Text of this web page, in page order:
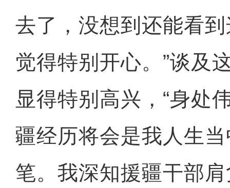
去了，没想到还能看
觉得特别开心。”谈及
显得特别高兴，“身处
疆经历将会是我人生
笔。我深知援疆干部